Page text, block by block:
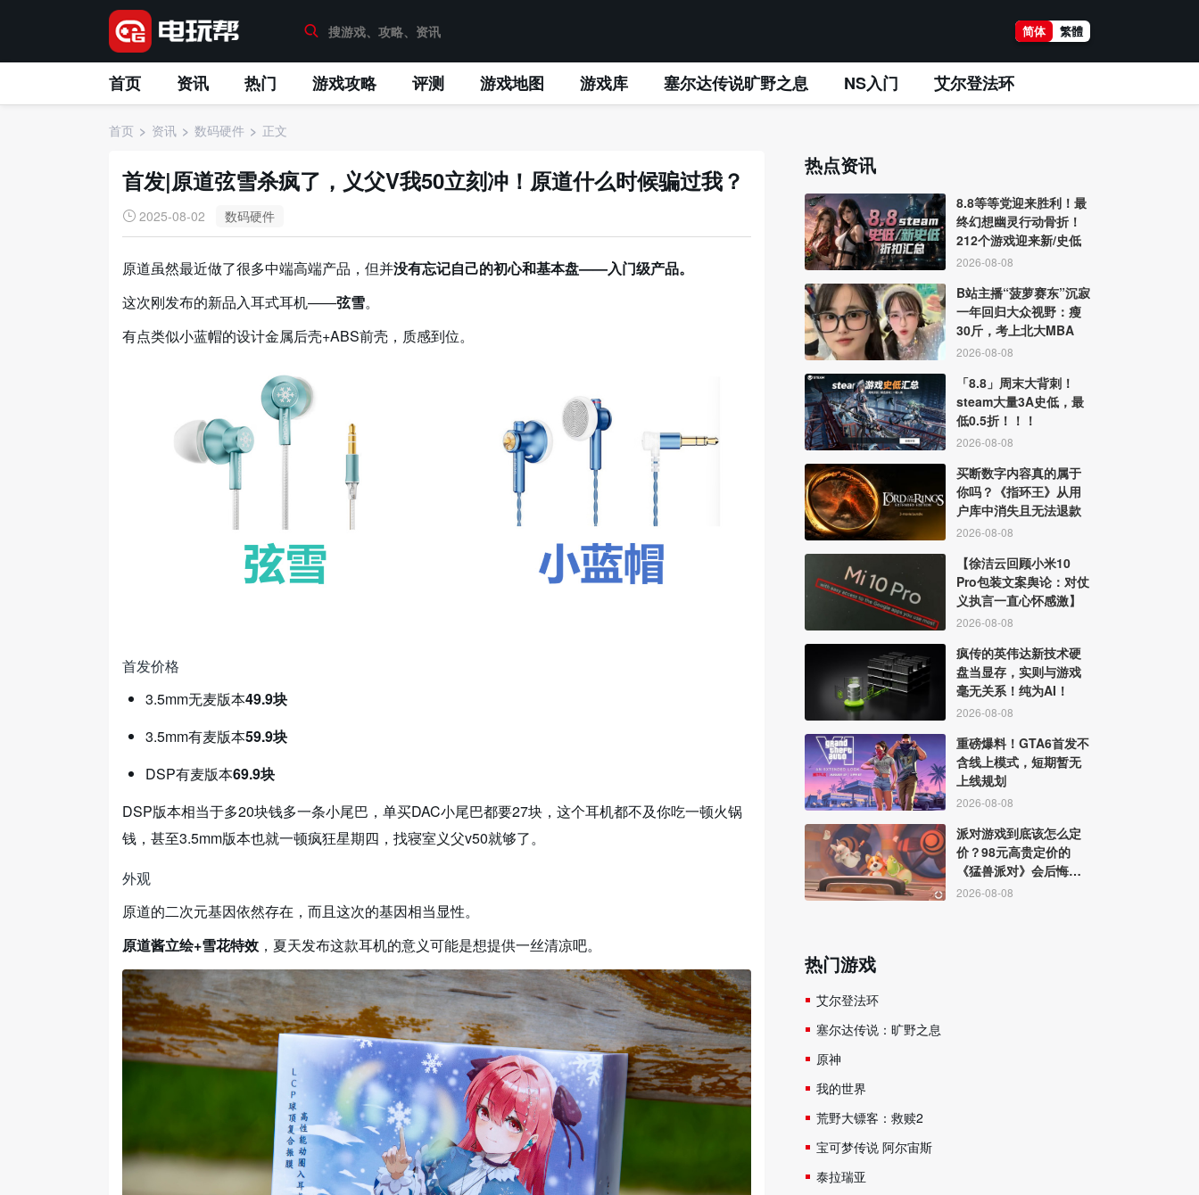
简体 繁體
首页 资讯 热门 游戏攻略 评测 游戏地图 游戏库 塞尔达传说旷野之息 NS入门 艾尔登法环
首页 资讯 数码硬件 正文
首发|原道弦雪杀疯了，义父V我50立刻冲！原道什么时候骗过我？
2025-08-02 数码硬件
原道虽然最近做了很多中端高端产品，但并没有忘记自己的初心和基本盘——入门级产品。
这次刚发布的新品入耳式耳机——弦雪。
有点类似小蓝帽的设计金属后壳+ABS前壳，质感到位。
首发价格
3.5mm无麦版本49.9块
3.5mm有麦版本59.9块
DSP有麦版本69.9块
DSP版本相当于多20块钱多一条小尾巴，单买DAC小尾巴都要27块，这个耳机都不及你吃一顿火锅
钱，甚至3.5mm版本也就一顿疯狂星期四，找寝室义父v50就够了。
外观
原道的二次元基因依然存在，而且这次的基因相当显性。
原道酱立绘+雪花特效 ，夏天发布这款耳机的意义可能是想提供一丝清凉吧。
热点资讯
8.8等等党迎来胜利！最
终幻想幽灵行动骨折！
212个游戏迎来新/史低
2026-08-08
B站主播“菠萝赛东”沉寂
一年回归大众视野：瘦
30斤，考上北大MBA
2026-08-08
「8.8」周末大背刺！
steam大量3A史低，最
低0.5折！！！
2026-08-08
买断数字内容真的属于
你吗？《指环王》从用
户库中消失且无法退款
2026-08-08
【徐洁云回顾小米10
Pro包装文案舆论：对仗
义执言一直心怀感激】
2026-08-08
疯传的英伟达新技术硬
盘当显存，实则与游戏
毫无关系！纯为AI！
2026-08-08
重磅爆料！GTA6首发不
含线上模式，短期暂无
上线规划
2026-08-08
派对游戏到底该怎么定
价？98元高贵定价的
《猛兽派对》会后悔
吗？
2026-08-08
热门游戏
艾尔登法环
塞尔达传说：旷野之息
原神
我的世界
荒野大镖客：救赎2
宝可梦传说 阿尔宙斯
泰拉瑞亚